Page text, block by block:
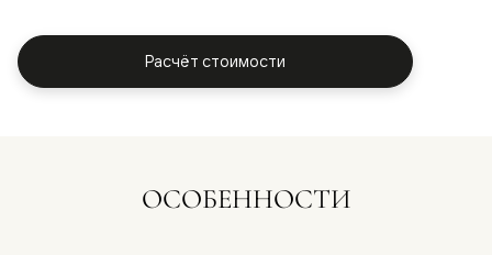
Расчёт стоимости
ОСОБЕННОСТИ